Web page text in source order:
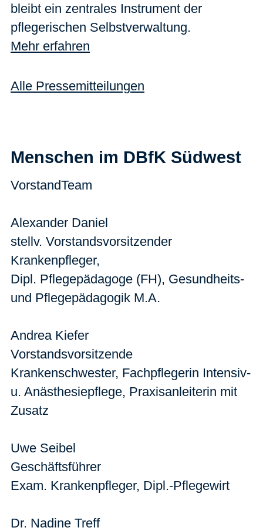
bleibt ein zentrales Instrument der
pflegerischen Selbstverwaltung.
Mehr erfahren
Alle Pressemitteilungen
Menschen im DBfK Südwest
VorstandTeam
Alexander Daniel
stellv. Vorstandsvorsitzender
Krankenpfleger,
Dipl. Pflegepädagoge (FH), Gesundheits-
und Pflegepädagogik M.A.
Andrea Kiefer
Vorstandsvorsitzende
Krankenschwester, Fachpflegerin Intensiv-
u. Anästhesiepflege, Praxisanleiterin mit
Zusatz
Uwe Seibel
Geschäftsführer
Exam. Krankenpfleger, Dipl.-Pflegewirt
Dr. Nadine Treff